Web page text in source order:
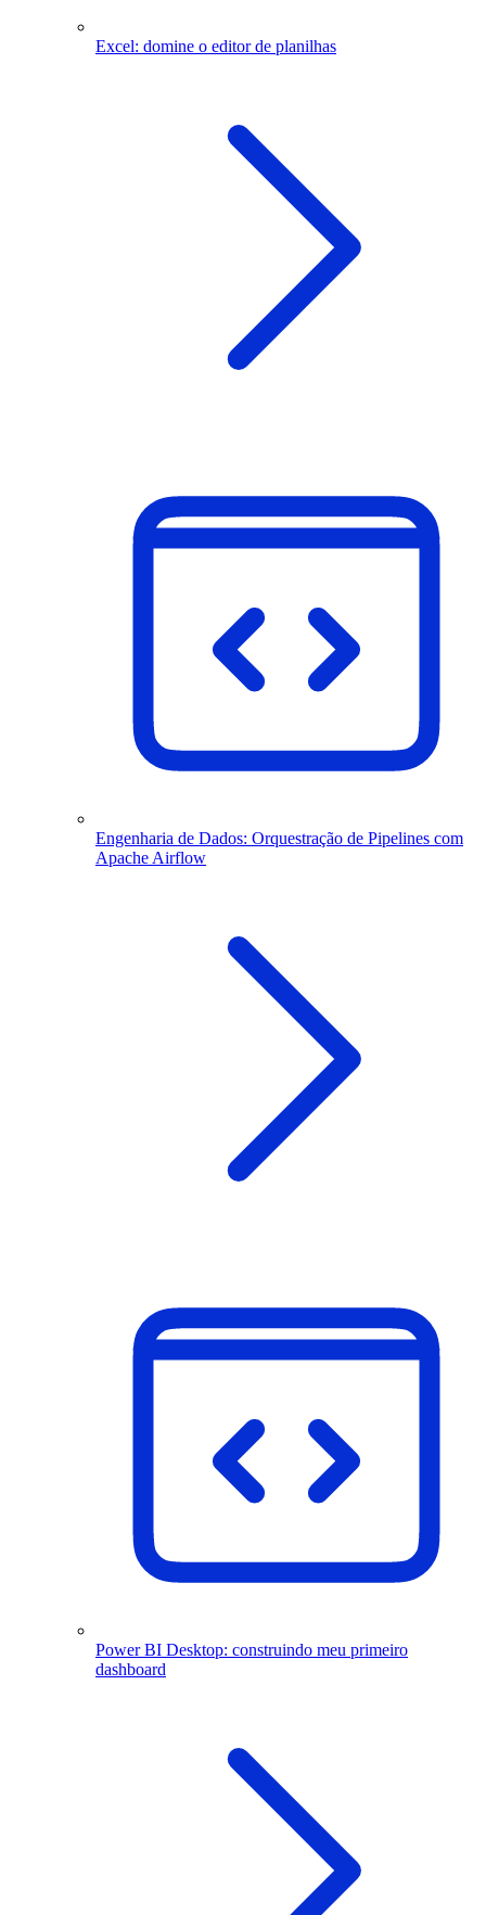
Excel: domine o editor de planilhas
Engenharia de Dados: Orquestração de Pipelines com
Apache Airflow
Power BI Desktop: construindo meu primeiro
dashboard